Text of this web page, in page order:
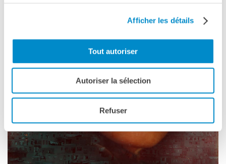
Afficher les détails
Tout autoriser
Autoriser la sélection
Refuser